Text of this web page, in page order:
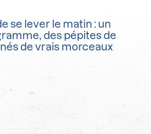
se lever le matin : un
des pépites de
de vrais morceaux